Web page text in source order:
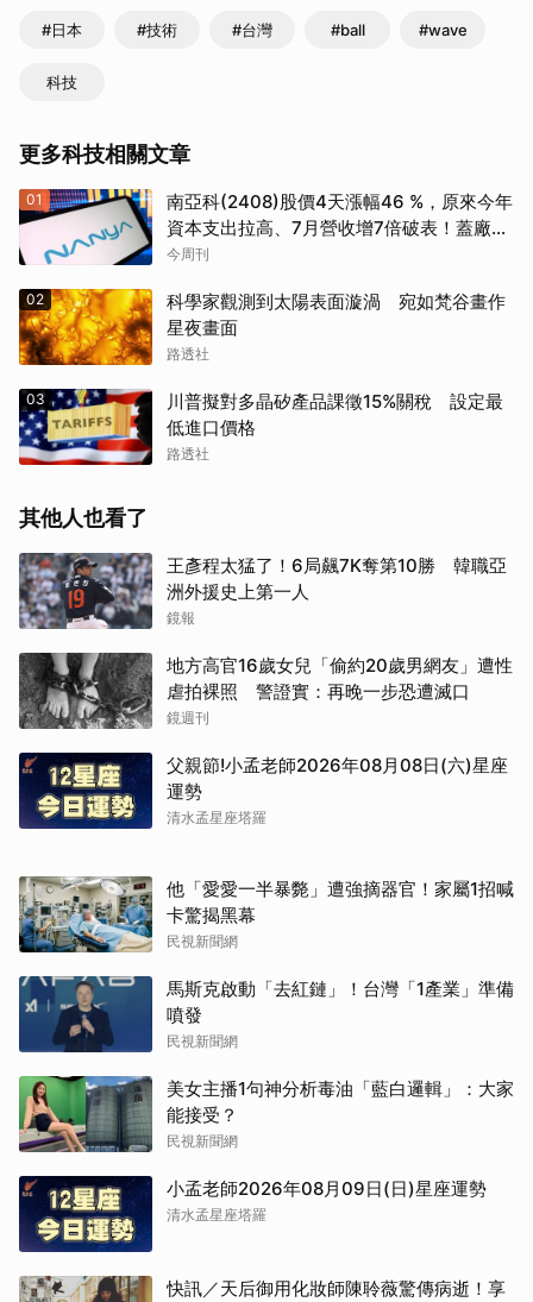
#日本 #技術 #台灣 #ball #wave
科技
更多科技相關文章
01
南亞科(2408)股價4天漲幅46 %，原來今年
資本支出拉高、7月營收增7倍破表！蓋廠買
設備最新營運目標曝光
今周刊
02
科學家觀測到太陽表面漩渦 宛如梵谷畫作
星夜畫面
路透社
03
川普擬對多晶矽產品課徵15%關稅 設定最
低進口價格
路透社
其他人也看了
王彥程太猛了！6局飆7K奪第10勝 韓職亞
洲外援史上第一人
鏡報
地方高官16歲女兒「偷約20歲男網友」遭性
虐拍裸照 警證實：再晚一步恐遭滅口
鏡週刊
父親節!小孟老師2026年08月08日(六)星座
運勢
清水孟星座塔羅
他「愛愛一半暴斃」遭強摘器官！家屬1招喊
卡驚揭黑幕
民視新聞網
馬斯克啟動「去紅鏈」！台灣「1產業」準備
噴發
民視新聞網
美女主播1句神分析毒油「藍白邏輯」：大家
能接受？
民視新聞網
小孟老師2026年08月09日(日)星座運勢
清水孟星座塔羅
快訊／天后御用化妝師陳聆薇驚傳病逝！享